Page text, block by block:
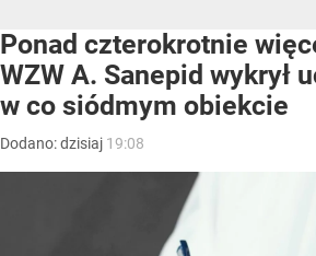
Ponad czterokrotnie
WZW A. Sanepid wykrył
w co siódmym obiekcie
Dodano:dzisiaj 19:08